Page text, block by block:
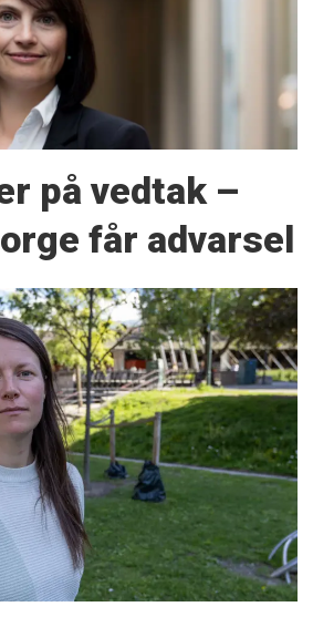
på vedtak –
får advarsel